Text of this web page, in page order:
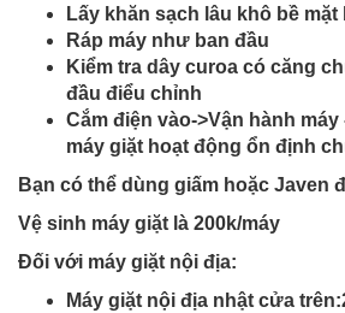
Lấy khăn sạch lâu khô bề mặt
Ráp máy như ban đầu
Kiểm tra dây curoa có căng
đầu điểu chỉnh
Cắm điện vào->Vận hành
máy giặt hoạt động ổn định
Bạn có thể dùng giấm hoặc Javen
Vệ sinh máy giặt là 200k/máy
Đối với máy giặt nội địa:
Máy giặt nội địa nhật cửa